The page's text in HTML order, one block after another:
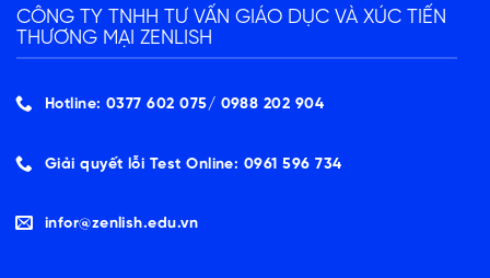
CÔNG TY TNHH TƯ VẤN GIÁO DỤC VÀ XÚC TIẾN
THƯƠNG MẠI ZENLISH
Hotline: 0377 602 075/ ‭0988 202 904‬
Giải quyết lỗi Test Online: 0961 596 734
infor@zenlish.edu.vn